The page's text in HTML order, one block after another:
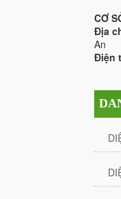
CƠ
Địa
An
Điện